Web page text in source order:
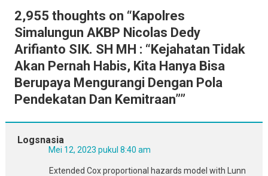
2,955 thoughts on “Kapolres
Simalungun AKBP Nicolas Dedy
Arifianto SIK. SH MH : “Kejahatan Tidak
Akan Pernah Habis, Kita Hanya Bisa
Berupaya Mengurangi Dengan Pola
Pendekatan Dan Kemitraan””
Logsnasia
Mei 12, 2023 pukul 8:40 am
Extended Cox proportional hazards model with Lunn